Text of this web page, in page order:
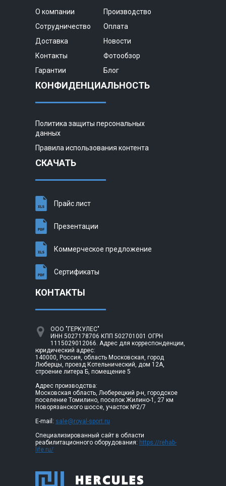
О компании
Производство
Сотрудничество
Оплата
Доставка
Новости
Контакты
Фотообзор
Гарантии
Блог
КОНФИДЕНЦИАЛЬНОСТЬ
Политика защиты персональных
данных
Правила использования контента
СКАЧАТЬ
Прайс лист
Презентации
Коммерческое предложение
Сертификаты
КОНТАКТЫ
ООО "ГЕРКУЛЕС"
ИНН 5027178706 КПП 502701001 ОГРН
1115029012066. Адрес для корреспонденции,
юридический адрес:
140000, Россия, область Московская, город
Люберцы, проезд Котельнический, дом 12А,
строение литера Б, помещение 5
Адрес производства:
Московская область, Люберецкий р-н, городское
поселение Томилино, поселок Жилино-1, 27 км
Новорязанского шоссе, участок №2/7
E-mail: sale@royal-sport.ru
Специализированный сайт в области
реабилитационного оборудования: https://rehab-
life.ru/